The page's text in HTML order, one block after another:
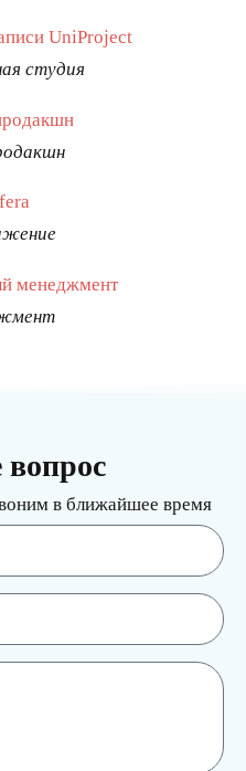
студия
вопрос
в ближайшее время